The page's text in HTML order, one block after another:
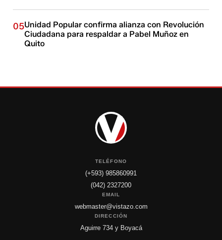
05Unidad Popular confirma alianza con Revolución
Ciudadana para respaldar a Pabel Muñoz en
Quito
TELÉFONO
(+593) 985860991
(042) 2327200
EMAIL
webmaster@vistazo.com
DIRECCIÓN
Aguirre 734 y Boyacá